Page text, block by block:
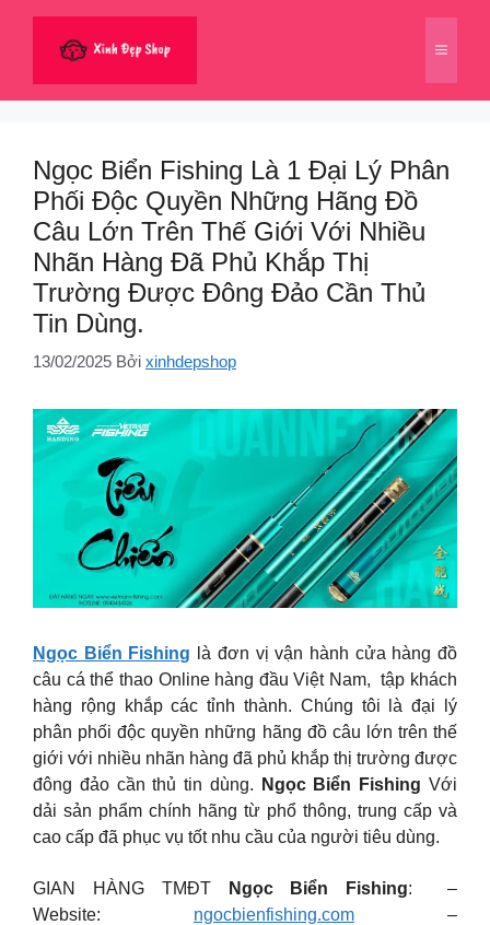
dung
Menu
Ngọc Biển Fishing Là 1 Đại Lý Phân
Phối Độc Quyền Những Hãng Đồ
Câu Lớn Trên Thế Giới Với Nhiều
Nhãn Hàng Đã Phủ Khắp Thị
Trường Được Đông Đảo Cần Thủ
Tin Dùng.
13/02/2025 Bởi xinhdepshop
Ngọc Biển Fishing là đơn vị vận hành cửa hàng đồ
câu cá thể thao Online hàng đầu Việt Nam, tập khách
hàng rộng khắp các tỉnh thành. Chúng tôi là đại lý
phân phối độc quyền những hãng đồ câu lớn trên thế
giới với nhiều nhãn hàng đã phủ khắp thị trường được
đông đảo cần thủ tin dùng.
Ngọc Biển FishingVới
dải sản phẩm chính hãng từ phổ thông, trung cấp và
cao cấp đã phục vụ tốt nhu cầu của người tiêu dùng.
GIAN HÀNG TMĐT Ngọc Biển Fishing: –
Website: ngocbienfishing.com –